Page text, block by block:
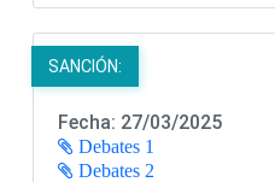
SANCIÓN:
Fecha: 27/03/2025
Debates 1
Debates 2